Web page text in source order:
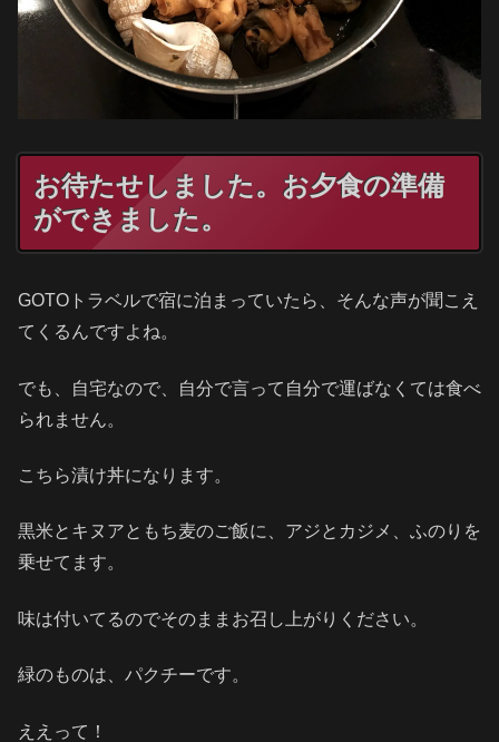
お待たせしました。お夕食の準備
ができました。
GOTOトラベルで宿に泊まっていたら、そんな声が聞こえ
てくるんですよね。
でも、自宅なので、自分で言って自分で運ばなくては食べ
られません。
こちら漬け丼になります。
黒米とキヌアともち麦のご飯に、アジとカジメ、ふのりを
乗せてます。
味は付いてるのでそのままお召し上がりください。
緑のものは、パクチーです。
ええって！